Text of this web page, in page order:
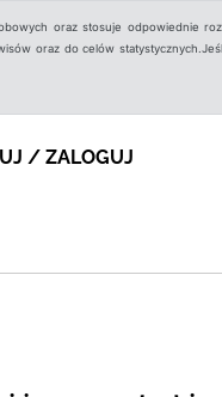
oraz stosuje odpowiednie
oraz do celów
/ ZALOGUJ